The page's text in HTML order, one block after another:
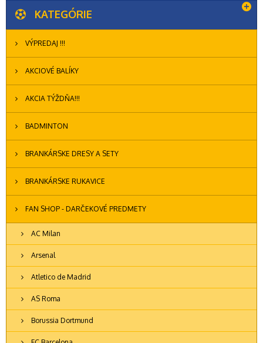
KATEGÓRIE
VÝPREDAJ !!!
AKCIOVÉ BALÍKY
AKCIA TÝŽDŇA!!!
BADMINTON
BRANKÁRSKE DRESY A SETY
BRANKÁRSKE RUKAVICE
FAN SHOP - DARČEKOVÉ PREDMETY
AC Milan
Arsenal
Atletico de Madrid
AS Roma
Borussia Dortmund